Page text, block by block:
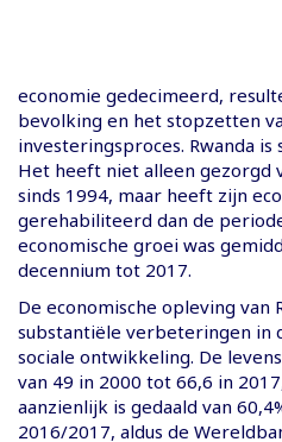
economie gedecimeerd,
bevolking en het stopzetten
investeringsproces. Rwanda
Het heeft niet alleen
sinds 1994, maar heeft zijn
gerehabiliteerd dan de
economische groei was
decennium tot 2017.
De economische opleving van
substantiële verbeteringen in
sociale ontwikkeling. De
van 49 in 2000 tot 66,6 in
aanzienlijk is gedaald van
2016/2017, aldus de